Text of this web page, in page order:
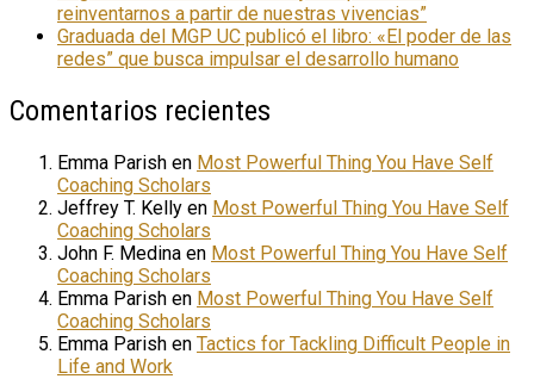
reinventarnos a partir de nuestras vivencias”
Graduada del MGP UC publicó el libro: «El poder de las
redes” que busca impulsar el desarrollo humano
Comentarios recientes
Emma Parish en Most Powerful Thing You Have Self
Coaching Scholars
Jeffrey T. Kelly en Most Powerful Thing You Have Self
Coaching Scholars
John F. Medina en Most Powerful Thing You Have Self
Coaching Scholars
Emma Parish en Most Powerful Thing You Have Self
Coaching Scholars
Emma Parish en Tactics for Tackling Difficult People in
Life and Work